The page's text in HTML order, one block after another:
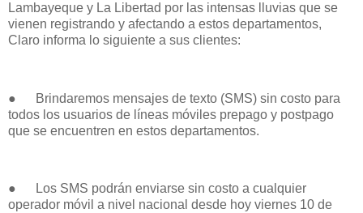
Lambayeque y La Libertad por las intensas lluvias que se
vienen registrando y afectando a estos departamentos,
Claro informa lo siguiente a sus clientes:
● Brindaremos mensajes de texto (SMS) sin costo para
todos los usuarios de líneas móviles prepago y postpago
que se encuentren en estos departamentos.
● Los SMS podrán enviarse sin costo a cualquier
operador móvil a nivel nacional desde hoy viernes 10 de